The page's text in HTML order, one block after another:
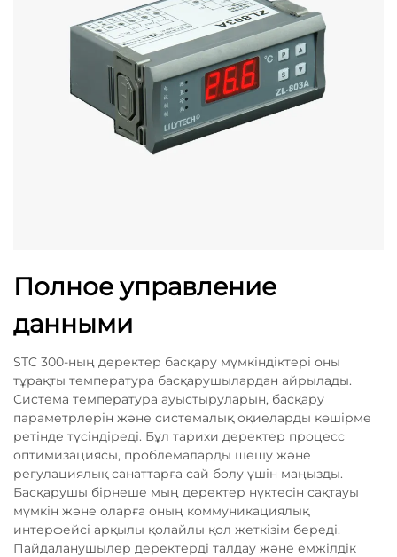
Полное управление
данными
STC 300-ның деректер басқару мүмкіндіктері оны
тұрақты температура басқарушылардан айрылады.
Система температура ауыстыруларын, басқару
параметрлерін және системалық оқиеларды көшірме
ретінде түсіндіреді. Бұл тарихи деректер процесс
оптимизациясы, проблемаларды шешу және
регулациялық санаттарға сай болу үшін маңызды.
Басқарушы бірнеше мың деректер нүктесін сақтауы
мүмкін және оларға оның коммуникациялық
интерфейсі арқылы қолайлы қол жеткізім береді.
Пайдаланушылер деректерді талдау және емжілдік